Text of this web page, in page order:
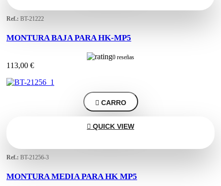
Ref.: BT-21222
MONTURA BAJA PARA HK-MP5
0 reseñas
113,00 €
 CARRO
 QUICK VIEW
Ref.: BT-21256-3
MONTURA MEDIA PARA HK MP5